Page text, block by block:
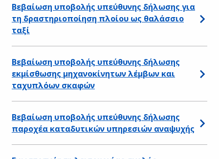
Βεβαίωση υποβολής υπεύθυνης δήλωσης για
τη δραστηριοποίηση πλοίου ως θαλάσσιο
ταξί
Βεβαίωση υποβολής υπεύθυνης δήλωσης
εκμίσθωσης μηχανοκίνητων λέμβων και
ταχυπλόων σκαφών
Βεβαίωση υποβολής υπεύθυνης δήλωσης
παροχέα καταδυτικών υπηρεσιών αναψυχής